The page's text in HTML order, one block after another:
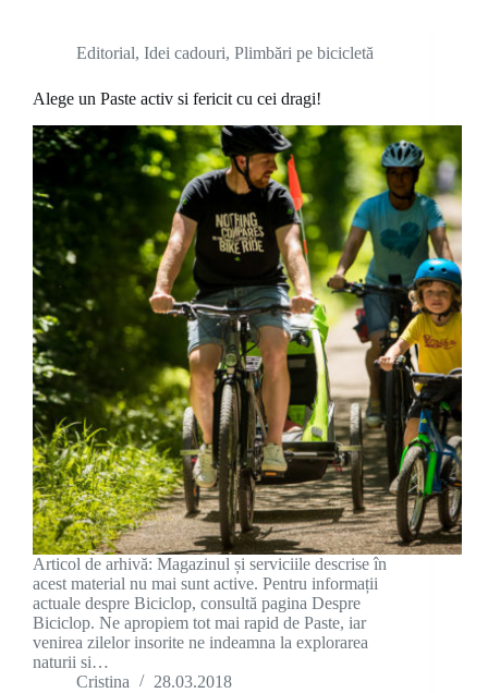
Editorial, Idei cadouri, Plimbări pe bicicletă
Alege un Paste activ si fericit cu cei dragi!
Articol de arhivă: Magazinul și serviciile descrise în
acest material nu mai sunt active. Pentru informații
actuale despre Biciclop, consultă pagina Despre
Biciclop. Ne apropiem tot mai rapid de Paste, iar
venirea zilelor insorite ne indeamna la explorarea
naturii si…
Cristina
28.03.2018